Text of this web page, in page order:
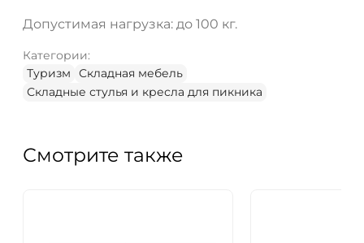
Допустимая нагрузка: до 100 кг.
Категории:
Туризм
Складная мебель
Складные стулья и кресла для пикника
Смотрите также